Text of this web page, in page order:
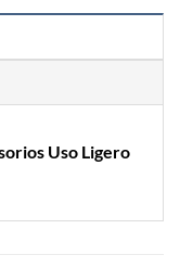
Uso Ligero